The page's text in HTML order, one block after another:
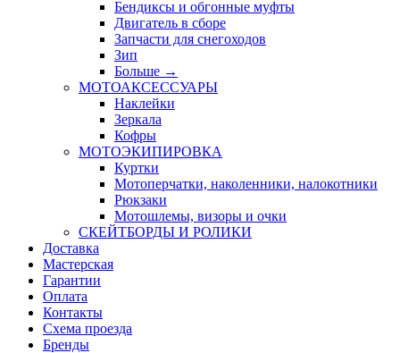
Бендиксы и обгонные муфты
Двигатель в сборе
Запчасти для снегоходов
Зип
Больше →
МОТОАКСЕССУАРЫ
Наклейки
Зеркала
Кофры
МОТОЭКИПИРОВКА
Куртки
Мотоперчатки, наколенники, налокотники
Рюкзаки
Мотошлемы, визоры и очки
СКЕЙТБОРДЫ И РОЛИКИ
Доставка
Мастерская
Гарантии
Оплата
Контакты
Схема проезда
Бренды